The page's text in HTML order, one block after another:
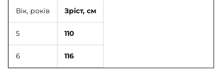
Вік, років Зріст, см
5 110
6 116